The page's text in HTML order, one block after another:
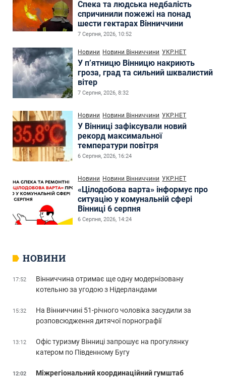
Спека та людська недбалість
спричинили пожежі на понад
шести гектарах Вінниччини
7 Серпня, 2026, 10:52
Новини Новини Вінниччини УКР.НЕТ
У п’ятницю Вінницю накриють
гроза, град та сильний шквалистий
вітер
7 Серпня, 2026, 8:32
Новини Новини Вінниччини УКР.НЕТ
У Вінниці зафіксували новий
рекорд максимальної
температури повітря
6 Серпня, 2026, 16:24
Новини Новини Вінниччини УКР.НЕТ
«Цілодобова варта» інформує про
ситуацію у комунальній сфері
Вінниці 6 серпня
6 Серпня, 2026, 14:24
НОВИНИ
17:52
Вінниччина отримає ще одну модернізовану
котельню за угодою з Нідерландами
15:32
На Вінниччині 51-річного чоловіка засудили за
розповсюдження дитячої порнографії
13:12
Офіс туризму Вінниці запрошує на прогулянку
катером по Південному Бугу
12:02
Міжрегіональний координаційний гумштаб